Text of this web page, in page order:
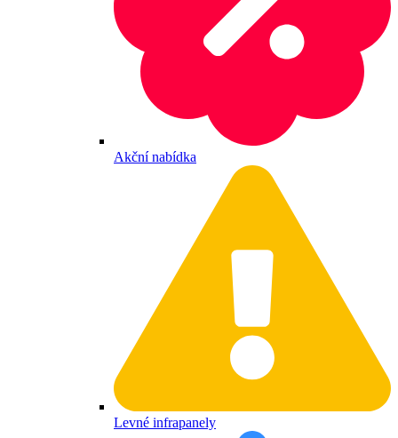
Akční nabídka
Levné infrapanely